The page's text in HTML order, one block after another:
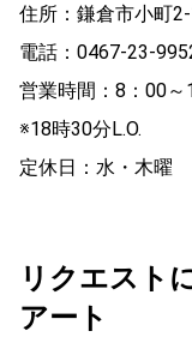
住所：鎌倉市小町
電話：0467-23-
営業時間：8：00～
※18時30分L.O.
定休日：水・木曜
リクエスト
アート